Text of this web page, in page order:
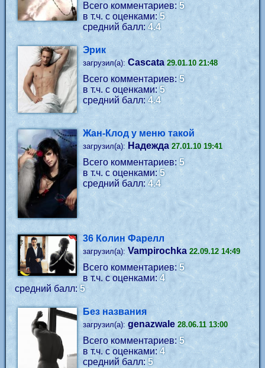
Всего комментариев: 5
в т.ч. с оценками: 5
средний балл:4.4
Эрик
загрузил(а): Cascata 29.01.10 21:48
Всего комментариев: 5
в т.ч. с оценками: 5
средний балл:4.4
Жан-Клод у меню такой
загрузил(а): Надежда 27.01.10 19:41
Всего комментариев:5
в т.ч. с оценками:5
средний балл:4.4
36 Колин Фарелл
загрузил(а): Vampirochka 22.09.12 14:49
Всего комментариев: 5
в т.ч. с оценками:4
средний балл: 5
Без названия
загрузил(а):genazwale 28.06.11 13:00
Всего комментариев: 5
в т.ч. с оценками:4
средний балл:5